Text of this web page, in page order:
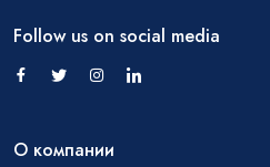
Follow us on social media
О компании